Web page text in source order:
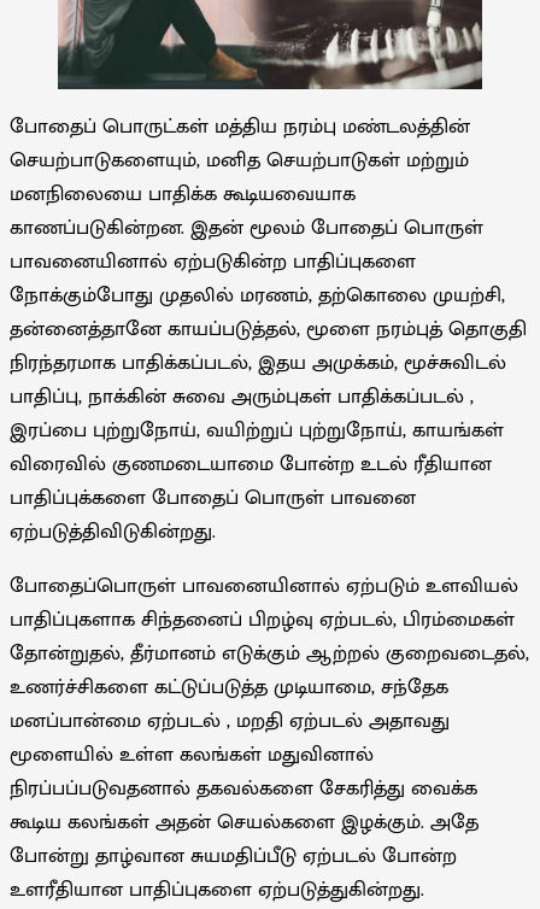
போதைப் பொருட்கள் மத்திய நரம்பு மண்டலத்தின்
செயற்பாடுகளையும், மனித செயற்பாடுகள் மற்றும்
மனநிலையை பாதிக்க கூடியவையாக
காணப்படுகின்றன. இதன் மூலம் போதைப் பொருள்
பாவனையினால் ஏற்படுகின்ற பாதிப்புகளை
நோக்கும்போது முதலில் மரணம், தற்கொலை முயற்சி,
தன்னைத்தானே காயப்படுத்தல், மூளை நரம்புத் தொகுதி
நிரந்தரமாக பாதிக்கப்படல், இதய அமுக்கம், மூச்சுவிடல்
பாதிப்பு, நாக்கின் சுவை அரும்புகள் பாதிக்கப்படல் ,
இரப்பை புற்றுநோய், வயிற்றுப் புற்றுநோய், காயங்கள்
விரைவில் குணமடையாமை போன்ற உடல் ரீதியான
பாதிப்புக்களை போதைப் பொருள் பாவனை
ஏற்படுத்திவிடுகின்றது.
போதைப்பொருள் பாவனையினால் ஏற்படும் உளவியல்
பாதிப்புகளாக சிந்தனைப் பிறழ்வு ஏற்படல், பிரம்மைகள்
தோன்றுதல், தீர்மானம் எடுக்கும் ஆற்றல் குறைவடைதல்,
உணர்ச்சிகளை கட்டுப்படுத்த முடியாமை, சந்தேக
மனப்பான்மை ஏற்படல் , மறதி ஏற்படல் அதாவது
மூளையில் உள்ள கலங்கள் மதுவினால்
நிரப்பப்படுவதனால் தகவல்களை சேகரித்து வைக்க
கூடிய கலங்கள் அதன் செயல்களை இழக்கும். அதே
போன்று தாழ்வான சுயமதிப்பீடு ஏற்படல் போன்ற
உளரீதியான பாதிப்புகளை ஏற்படுத்துகின்றது.